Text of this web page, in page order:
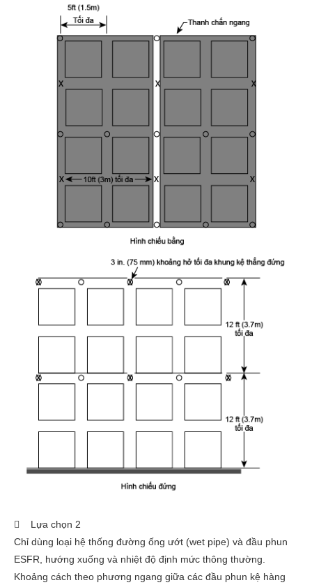
 Lựa chọn 2
Chỉ dùng loại hệ thống đường ống ướt (wet pipe) và đầu phun
ESFR, hướng xuống và nhiệt độ định mức thông thường.
Khoảng cách theo phương ngang giữa các đầu phun kệ hàng